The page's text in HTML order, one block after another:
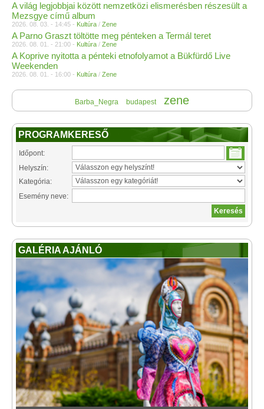
A világ legjobbjai között nemzetközi elismerésben részesült a
Mezsgye című album
2026. 08. 03. - 14:45 - Kultúra / Zene
A Parno Graszt töltötte meg pénteken a Termál teret
2026. 08. 01. - 21:00 - Kultúra / Zene
A Koprive nyitotta a pénteki etnofolyamot a Bükfürdő Live
Weekenden
2026. 08. 01. - 16:00 - Kultúra / Zene
Barba_Negra budapest zene
PROGRAMKERESŐ
Időpont:
Helyszín:
Kategória:
Esemény neve:
GALÉRIA AJÁNLÓ